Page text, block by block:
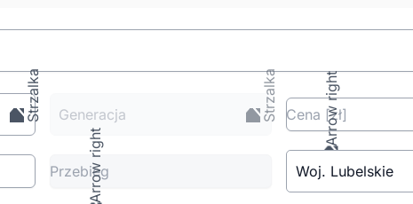
Generacja Cena [zł]
Przebieg Woj. Lubelskie